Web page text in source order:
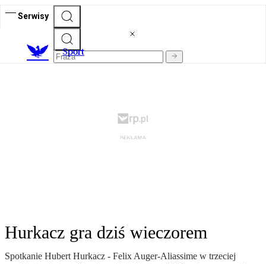
Serwisy
Sport
Hurkacz gra dziś wieczorem
Spotkanie Hubert Hurkacz - Felix Auger-Aliassime w trzeciej